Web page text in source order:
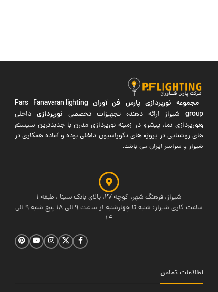
مجموعه نورپردازی پارس فن آوران Pars Fanavaran lighting
groupشیراز ارائه دهنده تجهیزات تخصصی نورپردازی داخلی
ونورپردازی نما، پیشرو در زمینه نورپردازی مدرن با جدیدترین سیستم
های روشنایی در پروژه های دکوراسیون داخلی بوده و آماده همکاری در
شیراز و سراسر ایران می باشد.
شیراز، فرهنگ شهر، کوچه 27، بالای بانک سینا ، طبقه 1
ساعت کاری شیراز: شنبه تا چهارشنبه از ساعت 9 الی 18 پنج شنبه 9 الی
14
اطلاعات تماس